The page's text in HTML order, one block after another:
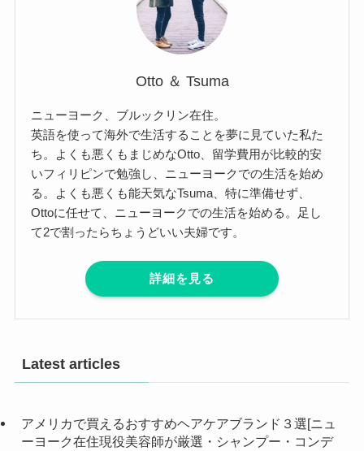
Otto ＆ Tsuma
ニューヨーク、ブルックリン在住。
英語を使って海外で生活することを夢に見ていた私た
ち。よくも悪くもまじめなOtto、留学費用が比較的安
いフィリピンで勉強し、ニューヨークでの生活を始め
る。よくも悪くも能天気なTsuma、特に準備せず、
Ottoに任せて、ニューヨークでの生活を始める。足し
て2で割ったらちょうどいい夫婦です。
詳細を見る
Latest articles
アメリカで買えるおすすめヘアケアブランド３選[ニュ
ーヨーク在住現役美容師が厳選・シャンプー・コンデ